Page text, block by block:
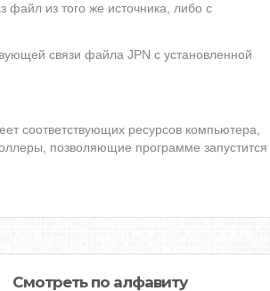
файл из того же источника, либо с
связи файла JPN с установленной
соответствующих ресурсов компьютера,
позволяющие программе запустится
Смотреть по алфавиту